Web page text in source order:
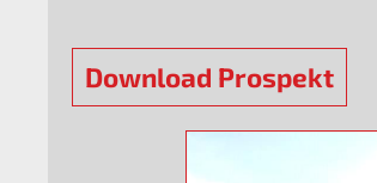
Download Prospekt